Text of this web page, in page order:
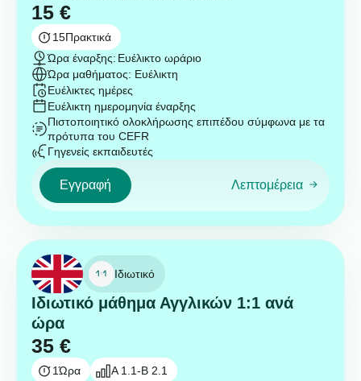
15 €
15Πρακτικά
Ώρα έναρξης: Ευέλικτο ωράριο
Ώρα μαθήματος: Ευέλικτη
Ευέλικτες ημέρες
Ευέλικτη ημερομηνία έναρξης
Πιστοποιητικό ολοκλήρωσης επιπέδου σύμφωνα με τα
πρότυπα του CEFR
Γηγενείς εκπαιδευτές
Εγγραφή Λεπτομέρεια
Ιδιωτικό
Ιδιωτικό μάθημα Αγγλικών 1:1 ανά
ώρα
35 €
1Ώρα
A 1.1-B 2.1